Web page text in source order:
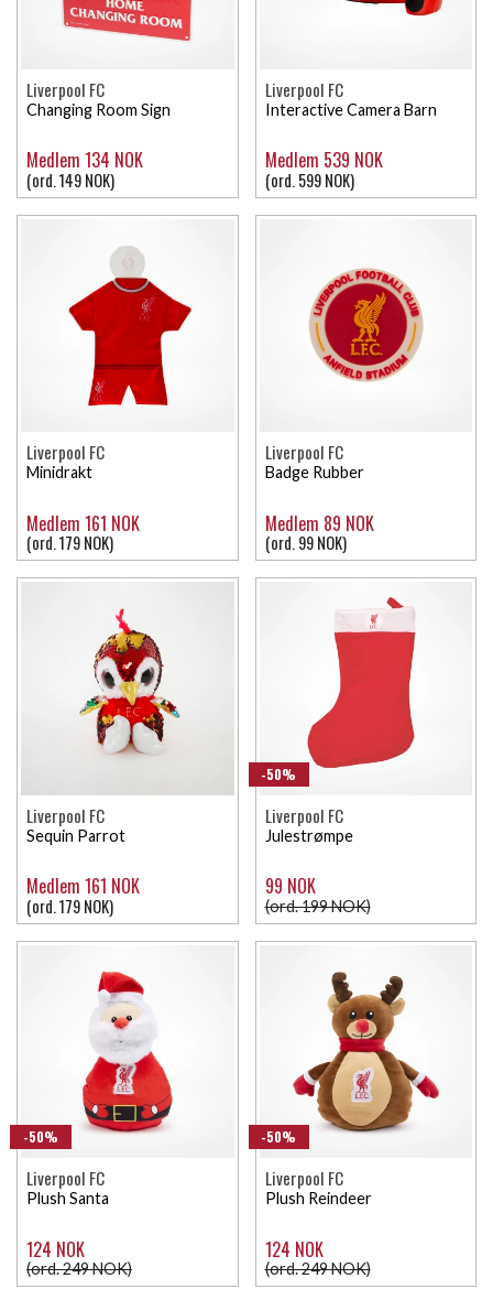
Liverpool FC
Changing Room Sign
Medlem 134 NOK
(ord. 149 NOK)
Liverpool FC
Interactive Camera Barn
Medlem 539 NOK
(ord. 599 NOK)
Liverpool FC
Minidrakt
Medlem 161 NOK
(ord. 179 NOK)
Liverpool FC
Badge Rubber
Medlem 89 NOK
(ord. 99 NOK)
Liverpool FC
Sequin Parrot
Medlem 161 NOK
(ord. 179 NOK)
-50%
Liverpool FC
Julestrømpe
99 NOK
(ord. 199 NOK)
-50%
Liverpool FC
Plush Santa
124 NOK
(ord. 249 NOK)
-50%
Liverpool FC
Plush Reindeer
124 NOK
(ord. 249 NOK)